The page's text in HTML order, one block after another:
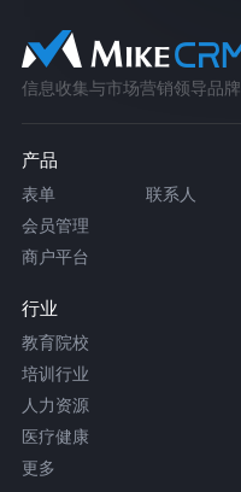
信息收集与市场营销领导品牌
产品
表单 联系人
会员管理
商户平台
行业
教育院校
培训行业
人力资源
医疗健康
更多